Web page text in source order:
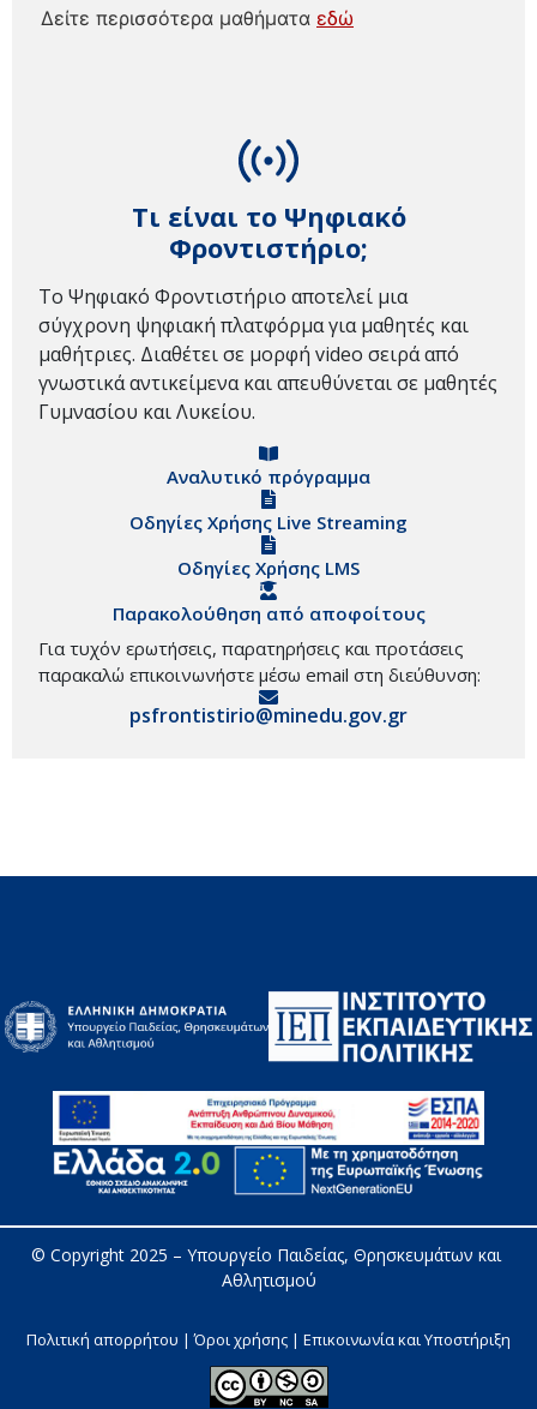
Τι είναι το Ψηφιακό
Φροντιστήριο;
Το Ψηφιακό Φροντιστήριο αποτελεί μια
σύγχρονη ψηφιακή πλατφόρμα για μαθητές και
μαθήτριες. Διαθέτει σε μορφή video σειρά από
γνωστικά αντικείμενα και απευθύνεται σε μαθητές
Γυμνασίου και Λυκείου.
Αναλυτικό πρόγραμμα
Οδηγίες Χρήσης Live Streaming
Οδηγίες Χρήσης LMS
Παρακολούθηση από αποφοίτους
Για τυχόν ερωτήσεις, παρατηρήσεις και προτάσεις
παρακαλώ επικοινωνήστε μέσω email στη διεύθυνση:
psfrontistirio@minedu.gov.gr
Δείτε περισσότερα μαθήματα εδώ
© Copyright 2025 – Υπουργείο Παιδείας, Θρησκευμάτων και
Αθλητισμού
Πολιτική απορρήτου | Όροι χρήσης | Επικοινωνία και Υποστήριξη